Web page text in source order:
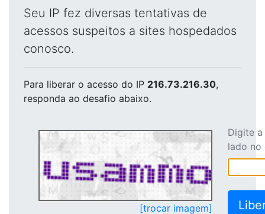
Seu IP fez diversas tentativas de
acessos suspeitos a sites hospedados
conosco.
Para liberar o acesso do IP 216.73.216.30,
responda ao desafio abaixo.
[trocar imagem]
Digite
lado no